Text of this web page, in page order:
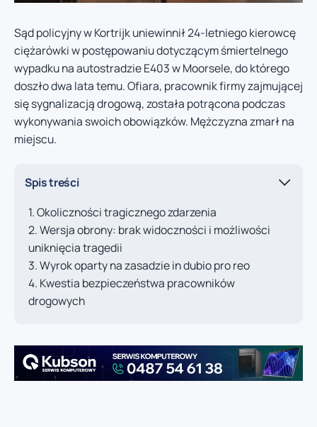
Sąd policyjny w Kortrijk uniewinnił 24-letniego kierowcę
ciężarówki w postępowaniu dotyczącym śmiertelnego
wypadku na autostradzie E403 w Moorsele, do którego
doszło dwa lata temu. Ofiara, pracownik firmy zajmującej
się sygnalizacją drogową, została potrącona podczas
wykonywania swoich obowiązków. Mężczyzna zmarł na
miejscu.
Spis treści
Okoliczności tragicznego zdarzenia
Wersja obrony: brak widoczności i możliwości
uniknięcia tragedii
Wyrok oparty na zasadzie in dubio pro reo
Kwestia bezpieczeństwa pracowników
drogowych